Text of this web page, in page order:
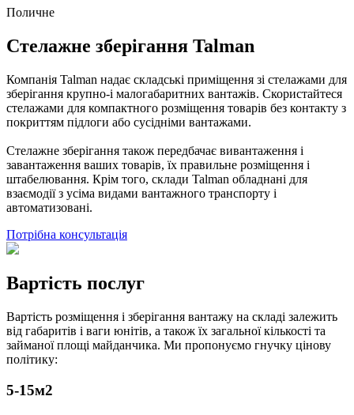
Поличне
Стелажне зберігання Talman
Компанія Talman надає складські приміщення зі стелажами для
зберігання крупно-і малогабаритних вантажів. Скористайтеся
стелажами для компактного розміщення товарів без контакту з
покриттям підлоги або сусідніми вантажами.
Стелажне зберігання також передбачає вивантаження і
завантаження ваших товарів, їх правильне розміщення і
штабелювання. Крім того, склади Talman обладнані для
взаємодії з усіма видами вантажного транспорту і
автоматизовані.
Потрібна консультація
Вартість послуг
Вартість розміщення і зберігання вантажу на складі залежить
від габаритів і ваги юнітів, а також їх загальної кількості та
займаної площі майданчика. Ми пропонуємо гнучку цінову
політику:
5-15м2